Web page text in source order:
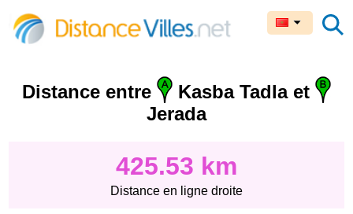
Distance entre
Kasba Tadla et
Jerada
425.53 km
Distance en ligne droite